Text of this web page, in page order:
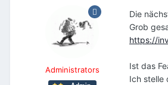
Administrators
Die
Grob
https://
Ist das
Ich stelle